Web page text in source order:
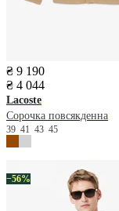
₴ 9 190
₴ 4 044
Lacoste
Сорочка повсякденна
39 41 43 45
−56%